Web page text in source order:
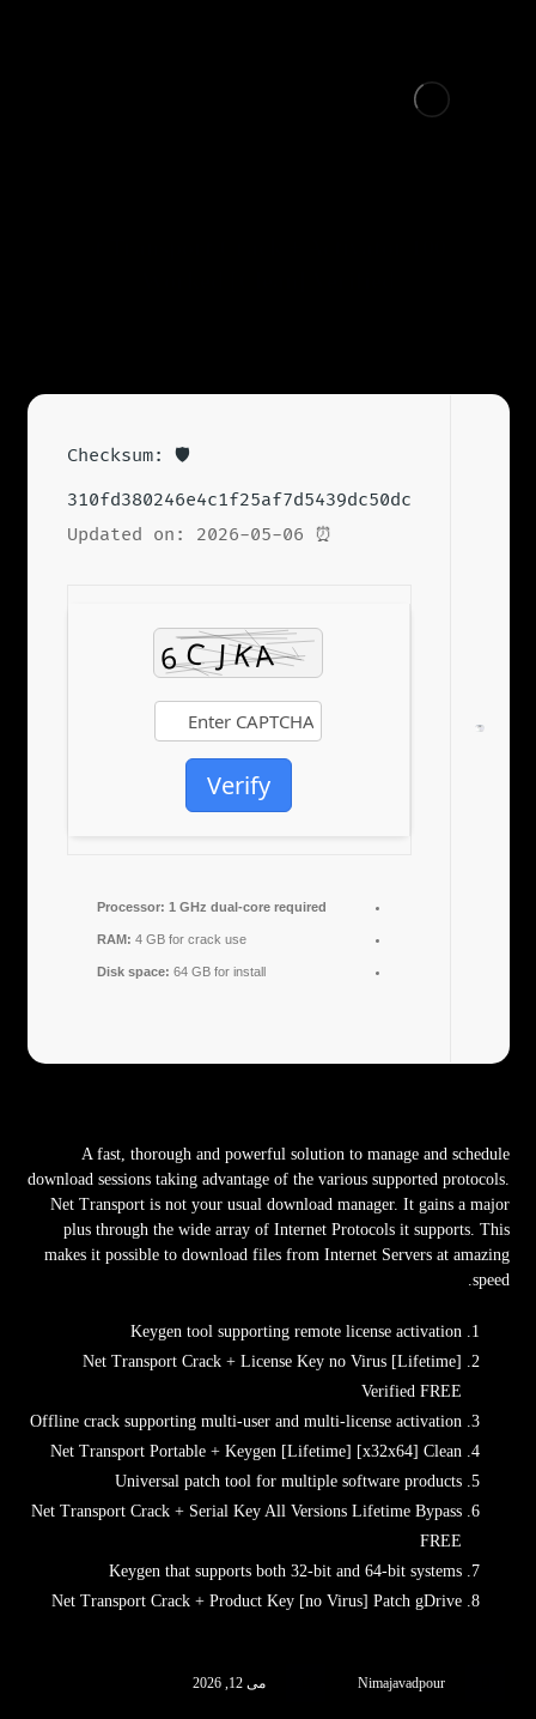
🛡️ Checksum:
310fd380246e4c1f25af7d5439dc50dc
⏰ Updated on: 2026-05-06
Verify
Processor: 1 GHz dual-core required
RAM: 4 GB for crack use
Disk space: 64 GB for install
A fast, thorough and powerful solution to manage and schedule
download sessions taking advantage of the various supported protocols.
Net Transport is not your usual download manager. It gains a major
plus through the wide array of Internet Protocols it supports. This
makes it possible to download files from Internet Servers at amazing
speed.
Keygen tool supporting remote license activation
Net Transport Crack + License Key no Virus [Lifetime]
Verified FREE
Offline crack supporting multi-user and multi-license activation
Net Transport Portable + Keygen [Lifetime] [x32x64] Clean
Universal patch tool for multiple software products
Net Transport Crack + Serial Key All Versions Lifetime Bypass
FREE
Keygen that supports both 32-bit and 64-bit systems
Net Transport Crack + Product Key [no Virus] Patch gDrive
Nimajavadpour می 12, 2026